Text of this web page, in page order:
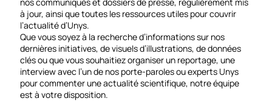
à jour, ainsi que toutes les ressources utiles pour couvrir
l’actualité d’Unys.
Que vous soyez à la recherche d’informations sur nos
dernières initiatives, de visuels d’illustrations, de données
clés ou que vous souhaitiez organiser un reportage, une
interview avec l’un de nos porte-paroles ou experts Unys
pour commenter une actualité scientifique, notre équipe
est à votre disposition.